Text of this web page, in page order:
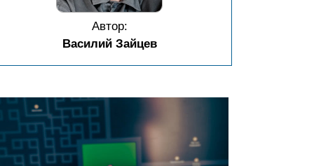
Автор:
Василий Зайцев